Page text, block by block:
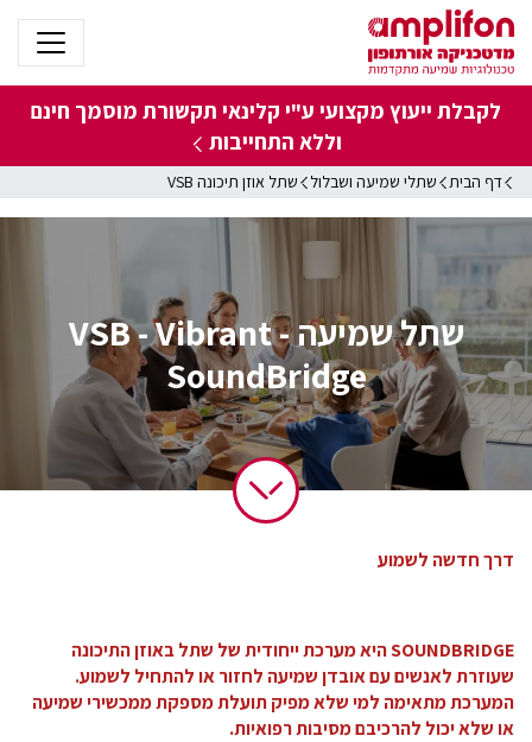
לקבלת ייעוץ מקצועי ע"י קלינאי תקשורת מוסמך חינם
וללא התחייבות
דף הבית שתלי שמיעה ושבלול שתל אוזן תיכונה VSB
שתל שמיעה - VSB - Vibrant
SoundBridge
דרך חדשה לשמוע
SOUNDBRIDGE היא מערכת ייחודית של שתל באוזן התיכונה
שעוזרת לאנשים עם אובדן שמיעה לחזור או להתחיל לשמוע.
המערכת מתאימה למי שלא מפיק תועלת מספקת ממכשירי שמיעה
או שלא יכול להרכיבם מסיבות רפואיות.